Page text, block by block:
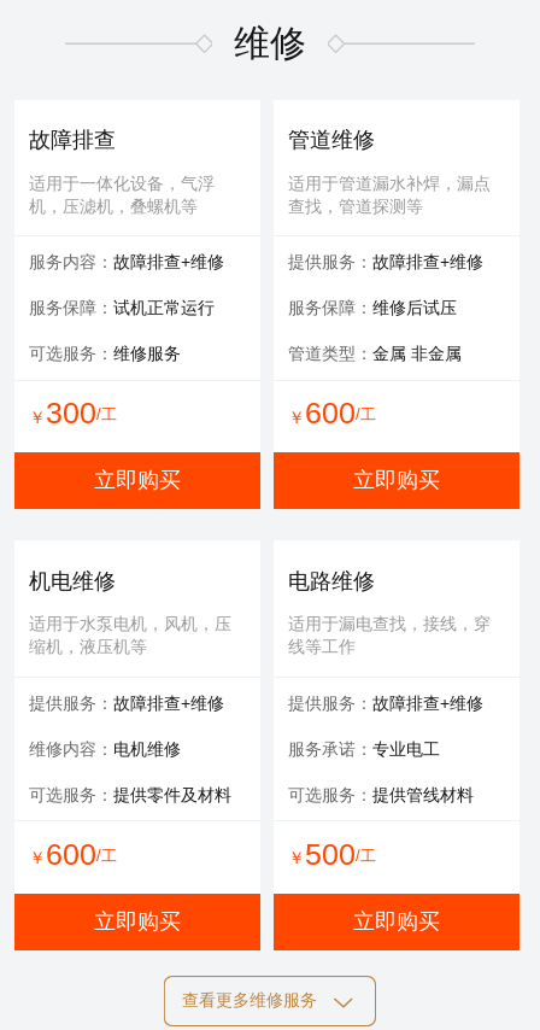
维修
故障排查
适用于一体化设备，气浮
机，压滤机，叠螺机等
服务内容： 故障排查+维修
服务保障： 试机正常运行
可选服务： 维修服务
￥ 300/工
立即购买
管道维修
适用于管道漏水补焊，漏点
查找，管道探测等
提供服务： 故障排查+维修
服务保障： 维修后试压
管道类型： 金属 非金属
￥ 600/工
立即购买
机电维修
适用于水泵电机，风机，压
缩机，液压机等
提供服务： 故障排查+维修
维修内容： 电机维修
可选服务： 提供零件及材料
￥ 600/工
立即购买
电路维修
适用于漏电查找，接线，穿
线等工作
提供服务： 故障排查+维修
服务承诺： 专业电工
可选服务： 提供管线材料
￥ 500/工
立即购买
膜清洗
查看更多维修服务